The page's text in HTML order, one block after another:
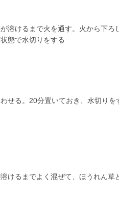
溶けるまで火を通す。火から下
態で水切りをする
せる。20分置いておき、水切りを
けるまでよく混ぜて、ほうれん草